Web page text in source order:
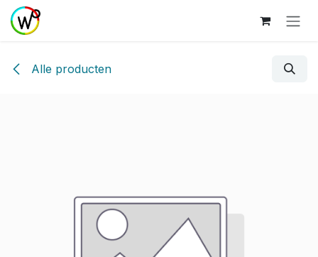
Overslaan naar inhoud
Alle producten